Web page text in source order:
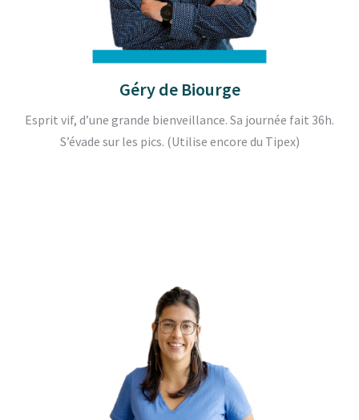
Géry de Biourge
Esprit vif, d’une grande bienveillance. Sa journée fait 36h.
S’évade sur les pics. (Utilise encore du Tipex)